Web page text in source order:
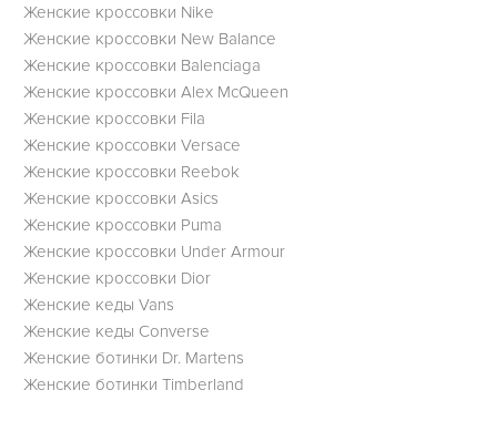
Женские кроссовки Nike
Женские кроссовки New Balance
Женские кроссовки Balenciaga
Женские кроссовки Alex McQueen
Женские кроссовки Fila
Женские кроссовки Versace
Женские кроссовки Reebok
Женские кроссовки Asics
Женские кроссовки Puma
Женские кроссовки Under Armour
Женские кроссовки Dior
Женские кеды Vans
Женские кеды Converse
Женские ботинки Dr. Martens
Женские ботинки Timberland